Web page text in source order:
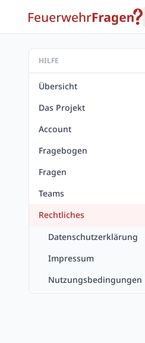
HILFE
Übersicht
Das Projekt
Account
Fragebogen
Fragen
Teams
Rechtliches
Datenschutzerklärung
Impressum
Nutzungsbedingungen